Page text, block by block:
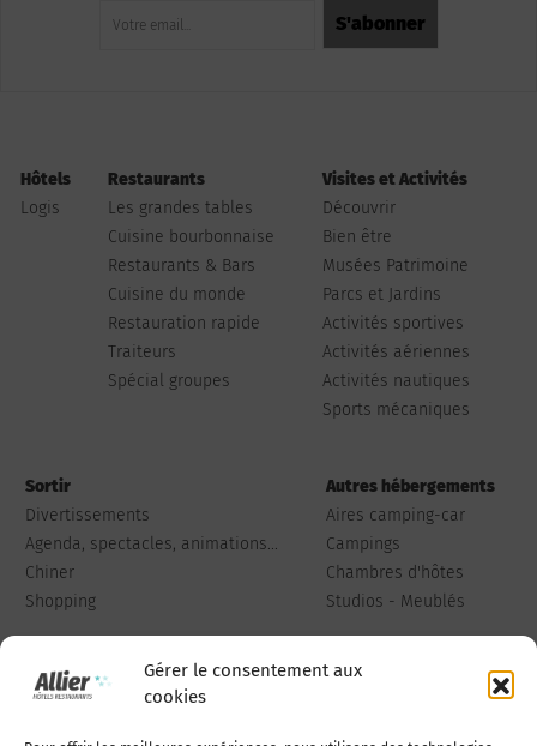
Gérer le consentement aux
cookies
Hôtels
Logis
Restaurants
Les grandes tables
Cuisine bourbonnaise
Restaurants & Bars
Cuisine du monde
Restauration rapide
Traiteurs
Spécial groupes
Visites et Activités
Découvrir
Bien être
Musées Patrimoine
Parcs et Jardins
Activités sportives
Activités aériennes
Activités nautiques
Sports mécaniques
Sortir
Divertissements
Agenda, spectacles, animations...
Chiner
Shopping
Autres hébergements
Aires camping-car
Campings
Chambres d'hôtes
Studios - Meublés